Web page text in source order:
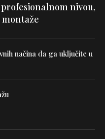
nivou,
montaže
načina da ga uključite u